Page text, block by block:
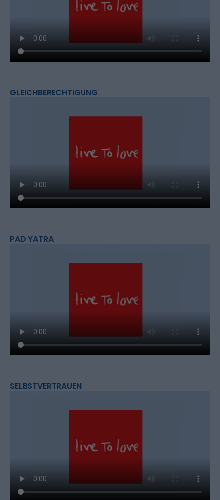
GLEICHBERECHTIGUNG
PAD YATRA
SELBSTVERTRAUEN